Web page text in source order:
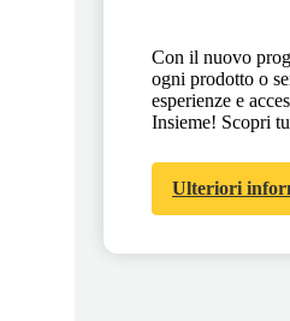
Con il nuovo
ogni prodotto o
esperienze e
Insieme! Scopri
Ulteriori